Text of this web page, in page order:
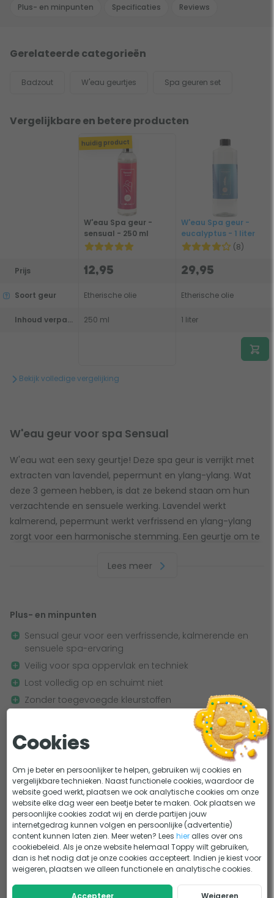
Plus- en minpunten Specificaties Reviews
Gerelateerde categorieën
Badzout W'eau geurtjes Spa geuren set
Vergelijkbare en betere producten
Prijs
Soort geur
Inhoud verpakking
huidig product
W'eau Spa geur -
sensual - 250 ml
12,95
Etherische olie
250 ml
W'eau Spa geur -
eucalyptus - 1 liter
(8)
29,95
Etherische olie
1 liter
Bekijk volledige vergelijking
W'eau geur voor spa Sensual
W'eau wat een sexy geurtje! Deze spa geur is verrijkt met
extracten van lavendel, pepermunt en ylang-ylang. Wat
deze 3 gemeen hebben, is dat ze bekend staan om hun
verzachtende en sensuele werking. Lavendel werkt
kalmerend, pepermunt werkt verfrissend en ylang-ylang
zorgt voor een harmonische stemming. Een geurtje om te
De W'eau geur lost volledig op in het water en schuimt
geuren - niet 'bevuild' met kleurstof. Het product is niet
vettig en zal het oppervlak en de techniek van je
spa/bubbelbad niet vervuilen. Het betreft een
aromatherapie op basis van essentiële oliën. Dit in
combinatie met de intense watermassage die opname via
de huid en inhalatie stimuleert, maakt de geur zeer
effectief in de spa/bubbelbad.
Gebruiksaanwijzing
Giet simpelweg een dopje W'eau geur in je spa/bubbelbad
en laat de aroma's op je inwerken. Geen gedoe met
moeilijke doseringen. Voor een extra sterk effect kun je
altijd nog een half dopje bijgieten.
Lees meer
Plus- en minpunten
Sensual geur voor een verfrissende, kalmerende en
sensuele spa-ervaring
Veilig voor spa oppervlak en techniek
Lost volledig op en schuimt niet
Zonder toegevoegde kleurstoffen
Kies & mix: 3+1 gratis
Combineer 4 W'eau spa geurtjes en krijg de 4e
gratis! Stel je ideale geurcombinatie samen en
geniet extra voordelig van je spa.Lees meer >
Belangrijkste specificaties
Merk
W'eau
Soort geur
Etherische olie
Cookies
Om je beter en persoonlijker te helpen, gebruiken wij cookies en
vergelijkbare technieken. Naast functionele cookies, waardoor de
website goed werkt, plaatsen we ook analytische cookies om onze
website elke dag weer een beetje beter te maken. Ook plaatsen we
persoonlijke cookies zodat wij en derde partijen jouw
internetgedrag kunnen volgen en persoonlijke (advertentie)
content kunnen laten zien. Meer weten? Leeshier alles over ons
cookiebeleid. Als je onze website helemaal Toppy wilt gebruiken,
dan is het nodig dat je onze cookies accepteert. Indien je kiest voor
weigeren, plaatsen we alleen functionele en analytische cookies.
Accepteer Weigeren